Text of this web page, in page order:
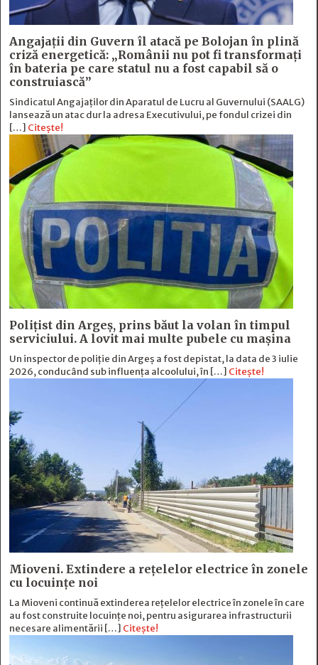
Angajații din Guvern îl atacă pe Bolojan în plină
criză energetică: „Românii nu pot fi transformați
în bateria pe care statul nu a fost capabil să o
construiască”
Sindicatul Angajaților din Aparatul de Lucru al Guvernului (SAALG)
lansează un atac dur la adresa Executivului, pe fondul crizei din
[…] Citește!
Polițist din Argeș, prins băut la volan în timpul
serviciului. A lovit mai multe pubele cu mașina
Un inspector de poliție din Argeș a fost depistat, la data de 3 iulie
2026, conducând sub influența alcoolului, în […] Citește!
Mioveni. Extindere a rețelelor electrice în zonele
cu locuințe noi
La Mioveni continuă extinderea rețelelor electrice în zonele în care
au fost construite locuințe noi, pentru asigurarea infrastructurii
necesare alimentării […] Citește!